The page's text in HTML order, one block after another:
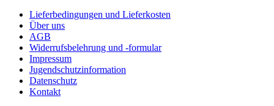
Lieferbedingungen und Lieferkosten
Über uns
AGB
Widerrufsbelehrung und -formular
Impressum
Jugendschutzinformation
Datenschutz
Kontakt